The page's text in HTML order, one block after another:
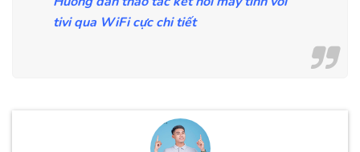
tivi qua WiFi cực chi tiết